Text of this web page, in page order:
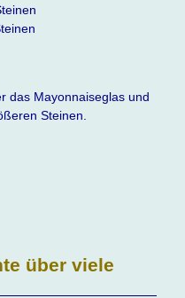
das Mayonnaiseglas und
Steinen.
über viele